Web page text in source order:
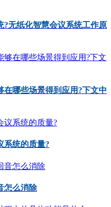
?无纸化智慧会议系统工作原
在哪些场景得到应用?下文中
系统的质量?
怎么消除